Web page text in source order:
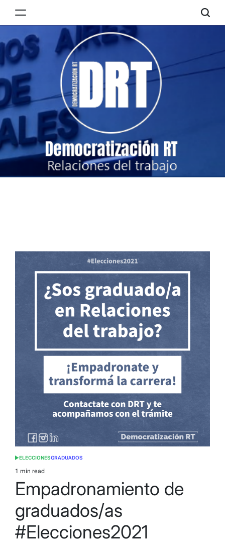
RT
POSTED
IN
ELECCIONESGRADUADOS
Estimated
read
time
1 min read
Empadronamiento de
graduados/as
#Elecciones2021